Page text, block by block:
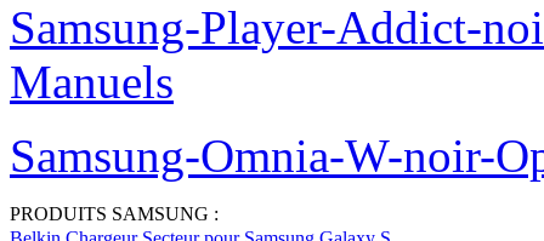
Samsung-Player-Addict-
Manuels
Samsung-Omnia-W-noir-
PRODUITS SAMSUNG :